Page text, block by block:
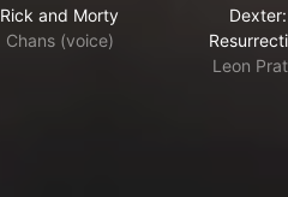
Rick and Morty
Chans (voice)
Dexter:
Leon